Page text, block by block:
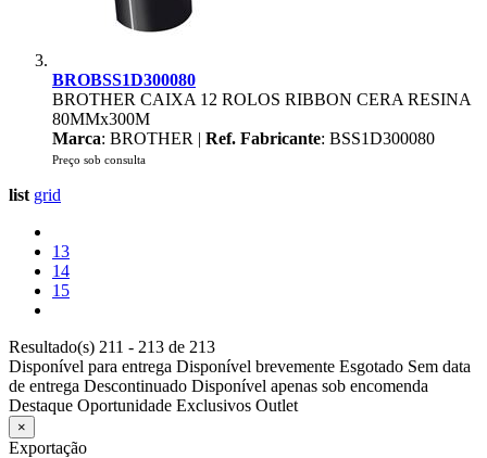
BROBSS1D300080
BROTHER CAIXA 12 ROLOS RIBBON CERA RESINA
80MMx300M
Marca: BROTHER | Ref. Fabricante: BSS1D300080
Preço sob consulta
list grid
13
14
15
Resultado(s) 211 - 213 de 213
Disponível para entrega Disponível brevemente Esgotado Sem data
de entrega Descontinuado Disponível apenas sob encomenda
Destaque Oportunidade Exclusivos Outlet
×
Exportação